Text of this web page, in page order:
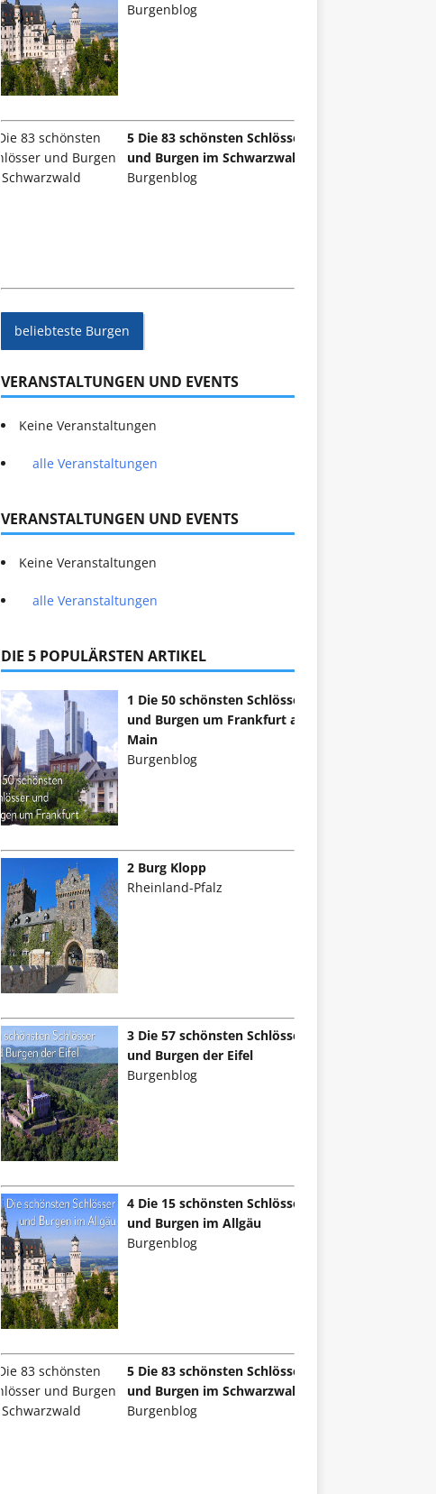
Burgenblog
5 Die 83 schönsten Schlösser
und Burgen im Schwarzwald
Burgenblog
beliebteste Burgen
VERANSTALTUNGEN UND EVENTS
Keine Veranstaltungen
alle Veranstaltungen
VERANSTALTUNGEN UND EVENTS
Keine Veranstaltungen
alle Veranstaltungen
DIE 5 POPULÄRSTEN ARTIKEL
1 Die 50 schönsten Schlösser
und Burgen um Frankfurt am
Main
Burgenblog
2 Burg Klopp
Rheinland-Pfalz
3 Die 57 schönsten Schlösser
und Burgen der Eifel
Burgenblog
4 Die 15 schönsten Schlösser
und Burgen im Allgäu
Burgenblog
5 Die 83 schönsten Schlösser
und Burgen im Schwarzwald
Burgenblog